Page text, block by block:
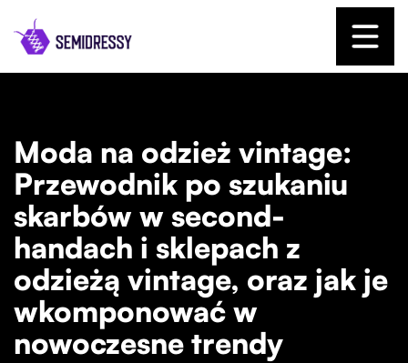
Moda na odzież vintage:
Przewodnik po szukaniu
skarbów w second-
handach i sklepach z
odzieżą vintage, oraz jak je
wkomponować w
nowoczesne trendy